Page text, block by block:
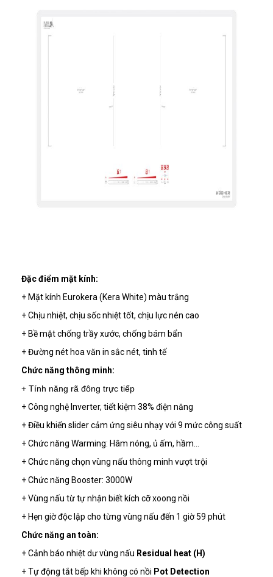
Đặc điểm mặt kính:
+ Mặt kính Eurokera (Kera White) màu trắng
+ Chịu nhiệt, chịu sốc nhiệt tốt, chịu lực nén cao
+ Bề mặt chống trầy xước, chống bám bẩn
+ Đường nét hoa văn in sắc nét, tinh tế
Chức năng thông minh:
+ Tính năng rã đông trực tiếp
+ Công nghệ Inverter, tiết kiệm 38% điện năng
+ Điều khiển slider cảm ứng siêu nhạy với 9 mức công suất
+ Chức năng Warming: Hâm nóng, ủ ấm, hầm...
+ Chức năng chọn vùng nấu thông minh vượt trội
+ Chức năng Booster: 3000W
+ Vùng nấu từ tự nhận biết kích cỡ xoong nồi
+ Hẹn giờ độc lập cho từng vùng nấu đến 1 giờ 59 phút
Chức năng an toàn:
+ Cảnh báo nhiệt dư vùng nấu Residual heat (H)
+ Tự động tắt bếp khi không có nồi Pot Detection